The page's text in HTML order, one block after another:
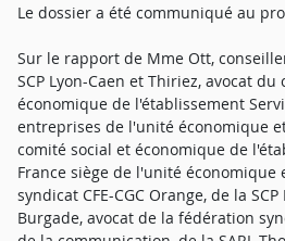
Le dossier a été communiqué au
Sur le rapport de Mme Ott,
SCP Lyon-Caen et Thiriez, avocat
économique de l'établissement
entreprises de l'unité économique
comité social et économique de
France siège de l'unité économique
syndicat CFE-CGC Orange, de la
Burgade, avocat de la fédération